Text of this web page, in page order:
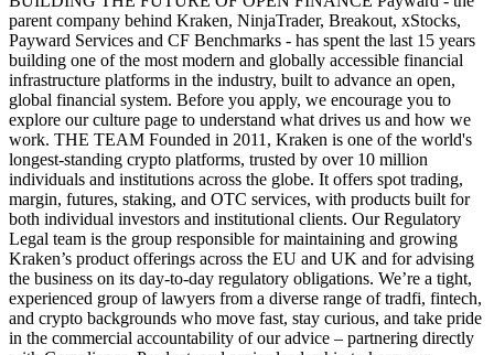
parent company behind Kraken, NinjaTrader, Breakout, xStocks,
Payward Services and CF Benchmarks - has spent the last 15 years
building one of the most modern and globally accessible financial
infrastructure platforms in the industry, built to advance an open,
global financial system. Before you apply, we encourage you to
explore our culture page to understand what drives us and how we
work. THE TEAM Founded in 2011, Kraken is one of the world's
longest-standing crypto platforms, trusted by over 10 million
individuals and institutions across the globe. It offers spot trading,
margin, futures, staking, and OTC services, with products built for
both individual investors and institutional clients. Our Regulatory
Legal team is the group responsible for maintaining and growing
Kraken’s product offerings across the EU and UK and for advising
the business on its day-to-day regulatory obligations. We’re a tight,
experienced group of lawyers from a diverse range of tradfi, fintech,
and crypto backgrounds who move fast, stay curious, and take pride
in the commercial accountability of our advice – partnering directly